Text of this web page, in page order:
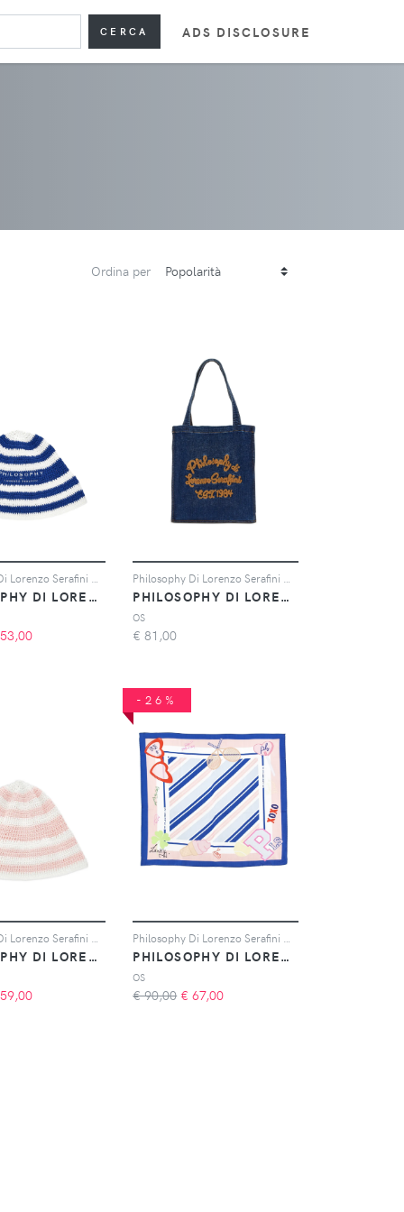
CERCA ADS DISCLOSURE
Ordina per
PHILOSOPHY DI LORENZO SERAFINI KIDS
53,00
PHILOSOPHY DI LORENZO SERAFINI KIDS
OS
€ 81,00
PHILOSOPHY DI LORENZO SERAFINI KIDS
59,00
-26%
PHILOSOPHY DI LORENZO SERAFINI KIDS
OS
€ 90,00 € 67,00